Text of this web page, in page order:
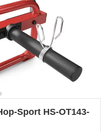
Sport HS-OT143-